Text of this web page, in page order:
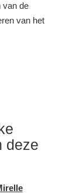
van de
van het
deze